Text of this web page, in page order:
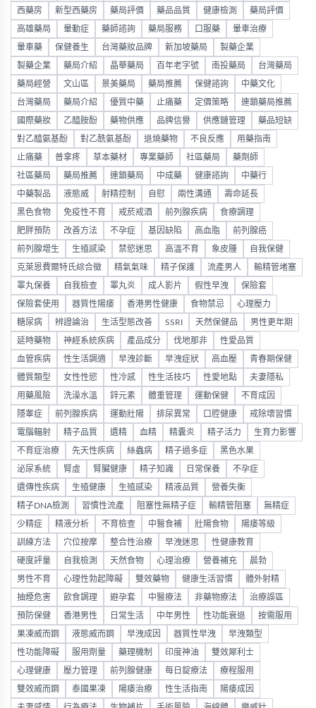
西藥房 新型西藥房 藥局評價 藥品品質 健康檢測 藥局評價
高雄藥局 暈動症 藥師諮詢 藥局服務 口服藥 暈車治療
暈車藥 保健養生 台灣藥妝品牌 新加坡藥局 製藥企業
製藥企業 藥局介紹 晶華藥局 百年老字號 南投藥局 台灣藥局
藥局經營 文山區 景美藥局 藥局推薦 保健諮詢 中藥文化
台灣藥局 藥局介紹 優質中藥 止痛藥 定價策略 連鎖藥局推薦
國際藥妝 乙醯胺酚 藥物供應 品牌信譽 供應鏈管理 藥品短缺
對乙醯氨基酚 對乙酰氨基酚 退燒藥物 不良反應 用藥指南
止痛藥 普拿疼 草本藥材 專業藥師 社區藥局 藥劑師
社區藥局 藥局推薦 連鎖藥局 中成藥 健康諮詢 中藥行
中藥製品 液態威 射精控制 自慰 兩性溝通 壽命延長
黑色食物 免疫性不育 戒菸戒酒 前列腺疾病 食療調理
肥胖預防 改善方法 不孕症 基因缺陷 高血脂 前列腺癌
前列腺增生 生殖感染 禁慾迷思 高溫不育 象皮腫 自我保健
克萊恩費爾特氏綜合徵 精氣氣味 精子保護 流產男人 輸精管堵塞
睪丸保養 自我檢查 睪丸炎 成人影片 假性早洩 保險套
保險套使用 器質性陽痿 香港男性健康 食物禁忌 心理壓力
糖尿病 辨證論治 生活型態改善 SSRI 天然保健品 男性更年期
延時藥物 神經系統疾病 產品成分 伐地那非 性愛品質
血管疾病 性生活調適 早洩診斷 早洩症狀 高血壓 青春期保健
體質類型 女性性慾 性冷感 性生活技巧 性愛地點 夫妻隱私
用藥風險 洗澡水溫 鋅元素 體重管理 運動保健 不育成因
隱睾症 前列腺疾病 運動壯陽 排尿異常 口腔健康 戒除壞習慣
電腦輻射 精子品質 遺精 血精 精囊炎 精子活力 生育力影響
不育症治療 先天性疾病 絲蟲病 精子過多症 黑色水果
泌尿系統 腎虛 腎臟健康 精子知識 日常保養 不孕症
遺傳性疾病 生殖健康 生殖感染 精液品質 營養失衡
精子DNA檢測 習慣性流產 阻塞性無精子症 輸精管阻塞 無精症
少精症 精液分析 不育檢查 中醫食補 壯陽食物 陽痿等級
訓練方法 穴位按摩 整合性治療 早洩迷思 性健康教育
硬度評量 自我檢測 天然食物 心理治療 營養補充 晨勃
男性不育 心理性勃起障礙 雙效藥物 健康生活習慣 體外射精
抽煙危害 飲食調理 避孕套 中醫療法 非藥物療法 治療誤區
預防保健 香港男性 日常生活 中年男性 性功能衰退 按需服用
果凍威而鋼 液態威而鋼 早洩成因 器質性早洩 早洩類型
性功能障礙 服用劑量 藥理機制 印度神油 雙效犀利士
心理健康 壓力管理 前列腺健康 每日錠療法 療程服用
雙效威而鋼 泰國果凍 陽痿治療 性生活指南 陽痿成因